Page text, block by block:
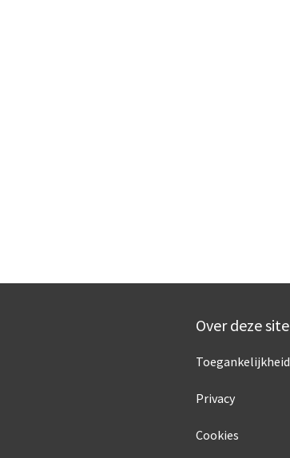
Over deze site
Toegankelijkheid
Privacy
Cookies